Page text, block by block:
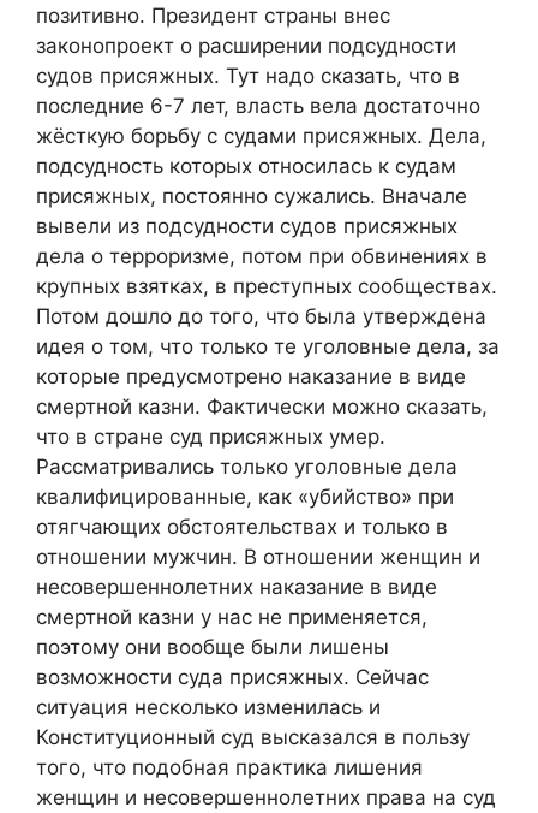
позитивно. Президент страны внес
законопроект о расширении подсудности
судов присяжных. Тут надо сказать, что в
последние 6-7 лет, власть вела достаточно
жёсткую борьбу с судами присяжных. Дела,
подсудность которых относилась к судам
присяжных, постоянно сужались. Вначале
вывели из подсудности судов присяжных
дела о терроризме, потом при обвинениях в
крупных взятках, в преступных сообществах.
Потом дошло до того, что была утверждена
идея о том, что только те уголовные дела, за
которые предусмотрено наказание в виде
смертной казни. Фактически можно сказать,
что в стране суд присяжных умер.
Рассматривались только уголовные дела
квалифицированные, как «убийство» при
отягчающих обстоятельствах и только в
отношении мужчин. В отношении женщин и
несовершеннолетних наказание в виде
смертной казни у нас не применяется,
поэтому они вообще были лишены
возможности суда присяжных. Сейчас
ситуация несколько изменилась и
Конституционный суд высказался в пользу
того, что подобная практика лишения
женщин и несовершеннолетних права на суд